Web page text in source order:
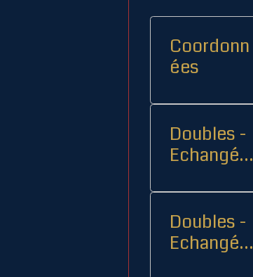
Coordonn
ées
Doubles -
Echangés 1
Doubles -
Echangés